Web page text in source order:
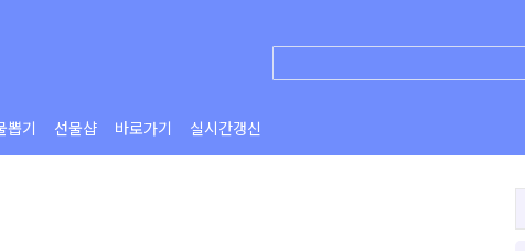
뽑기 선물샵 바로가기 실시간갱신